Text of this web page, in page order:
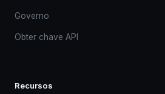
Governo
Obter chave API
Recursos